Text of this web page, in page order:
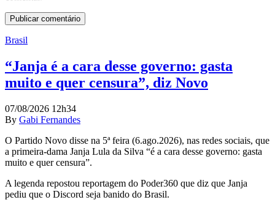
Brasil
“Janja é a cara desse governo: gasta
muito e quer censura”, diz Novo
07/08/2026 12h34
By Gabi Fernandes
O Partido Novo disse na 5ª feira (6.ago.2026), nas redes sociais, que
a primeira-dama Janja Lula da Silva “é a cara desse governo: gasta
muito e quer censura”.
A legenda repostou reportagem do Poder360 que diz que Janja
pediu que o Discord seja banido do Brasil.